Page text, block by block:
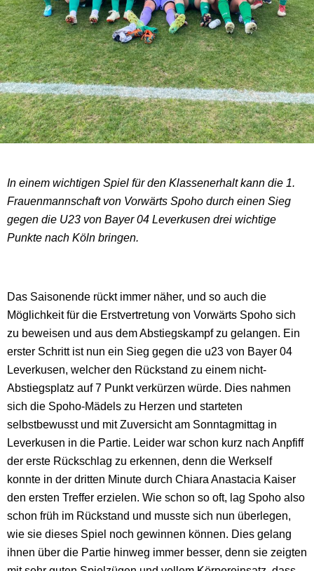
In einem wichtigen Spiel für den Klassenerhalt kann die 1.
Frauenmannschaft von Vorwärts Spoho durch einen Sieg
gegen die U23 von Bayer 04 Leverkusen drei wichtige
Punkte nach Köln bringen.
Das Saisonende rückt immer näher, und so auch die
Möglichkeit für die Erstvertretung von Vorwärts Spoho sich
zu beweisen und aus dem Abstiegskampf zu gelangen. Ein
erster Schritt ist nun ein Sieg gegen die u23 von Bayer 04
Leverkusen, welcher den Rückstand zu einem nicht-
Abstiegsplatz auf 7 Punkt verkürzen würde. Dies nahmen
sich die Spoho-Mädels zu Herzen und starteten
selbstbewusst und mit Zuversicht am Sonntagmittag in
Leverkusen in die Partie. Leider war schon kurz nach Anpfiff
der erste Rückschlag zu erkennen, denn die Werkself
konnte in der dritten Minute durch Chiara Anastacia Kaiser
den ersten Treffer erzielen. Wie schon so oft, lag Spoho also
schon früh im Rückstand und musste sich nun überlegen,
wie sie dieses Spiel noch gewinnen können. Dies gelang
ihnen über die Partie hinweg immer besser, denn sie zeigten